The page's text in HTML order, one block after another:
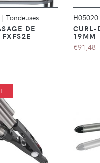
| Tondeuses
DE
CURL-
19MM
€91,48